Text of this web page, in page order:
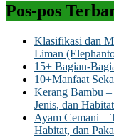
Pos-pos
Klasifikasi dan
Liman
15+ Bagian-
10+Manfaat
Kerang Bambu
Jenis, dan
Ayam Cemani –
Habitat, dan